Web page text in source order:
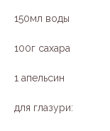
150мл воды
100г сахара
1 апельсин
для глазури: